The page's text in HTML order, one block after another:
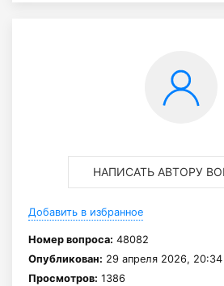
НАПИСАТЬ АВТОРУ
Добавить в избранное
Номер вопроса: 48082
Опубликован: 29 апреля 2026, 20:34
Просмотров: 1386